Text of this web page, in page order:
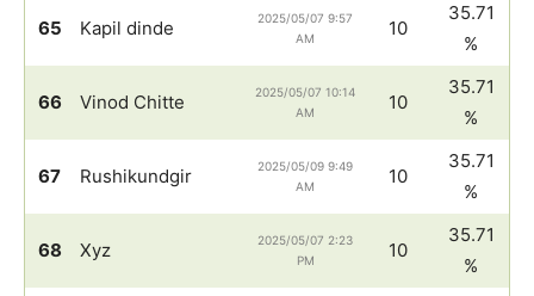
65 Kapil dinde
2025/05/07 9:57
AM
10
35.71
%
66 Vinod Chitte
2025/05/07 10:14
AM
10
35.71
%
67 Rushikundgir
2025/05/09 9:49
AM
10
35.71
%
68 Xyz
2025/05/07 2:23
PM
10
35.71
%